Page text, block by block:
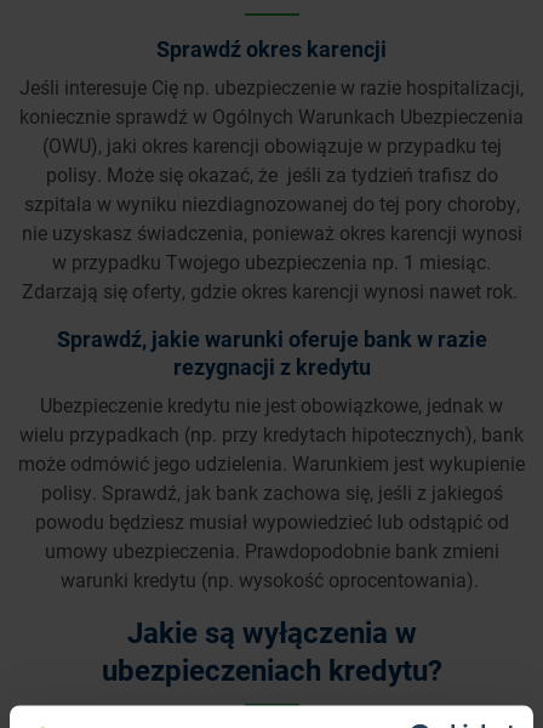
Sprawdź okres karencji
Jeśli interesuje Cię np. ubezpieczenie w razie hospitalizacji,
koniecznie sprawdź w Ogólnych Warunkach Ubezpieczenia
(OWU), jaki okres karencji obowiązuje w przypadku tej
polisy. Może się okazać, że jeśli za tydzień trafisz do
szpitala w wyniku niezdiagnozowanej do tej pory choroby,
nie uzyskasz świadczenia, ponieważ okres karencji wynosi
w przypadku Twojego ubezpieczenia np. 1 miesiąc.
Zdarzają się oferty, gdzie okres karencji wynosi nawet rok.
Sprawdź, jakie warunki oferuje bank w razie
rezygnacji z kredytu
Ubezpieczenie kredytu nie jest obowiązkowe, jednak w
wielu przypadkach (np. przy kredytach hipotecznych), bank
może odmówić jego udzielenia. Warunkiem jest wykupienie
polisy. Sprawdź, jak bank zachowa się, jeśli z jakiegoś
powodu będziesz musiał wypowiedzieć lub odstąpić od
umowy ubezpieczenia. Prawdopodobnie bank zmieni
warunki kredytu (np. wysokość oprocentowania).
Jakie są wyłączenia w
ubezpieczeniach kredytu?